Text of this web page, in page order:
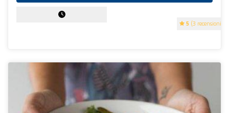
5 (3 recensioni)